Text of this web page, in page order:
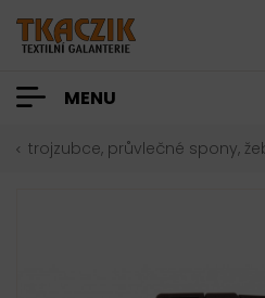
MENU
trojzubce, průvlečné spony,